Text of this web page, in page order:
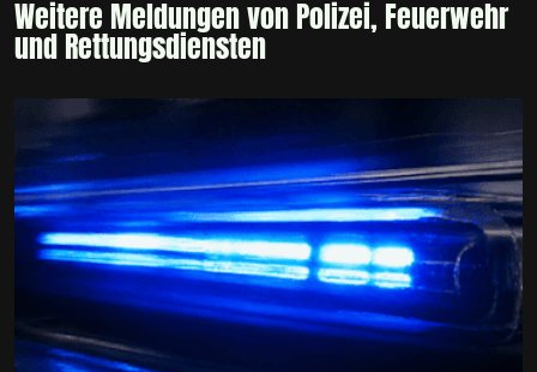
Weitere Meldungen von Polizei, Feuerwehr
und Rettungsdiensten